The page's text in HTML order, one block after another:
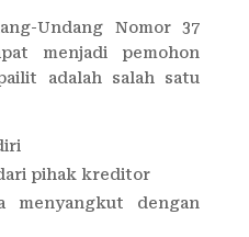
Undang Nomor 37
menjadi pemohon
adalah salah satu
pihak kreditor
menyangkut dengan